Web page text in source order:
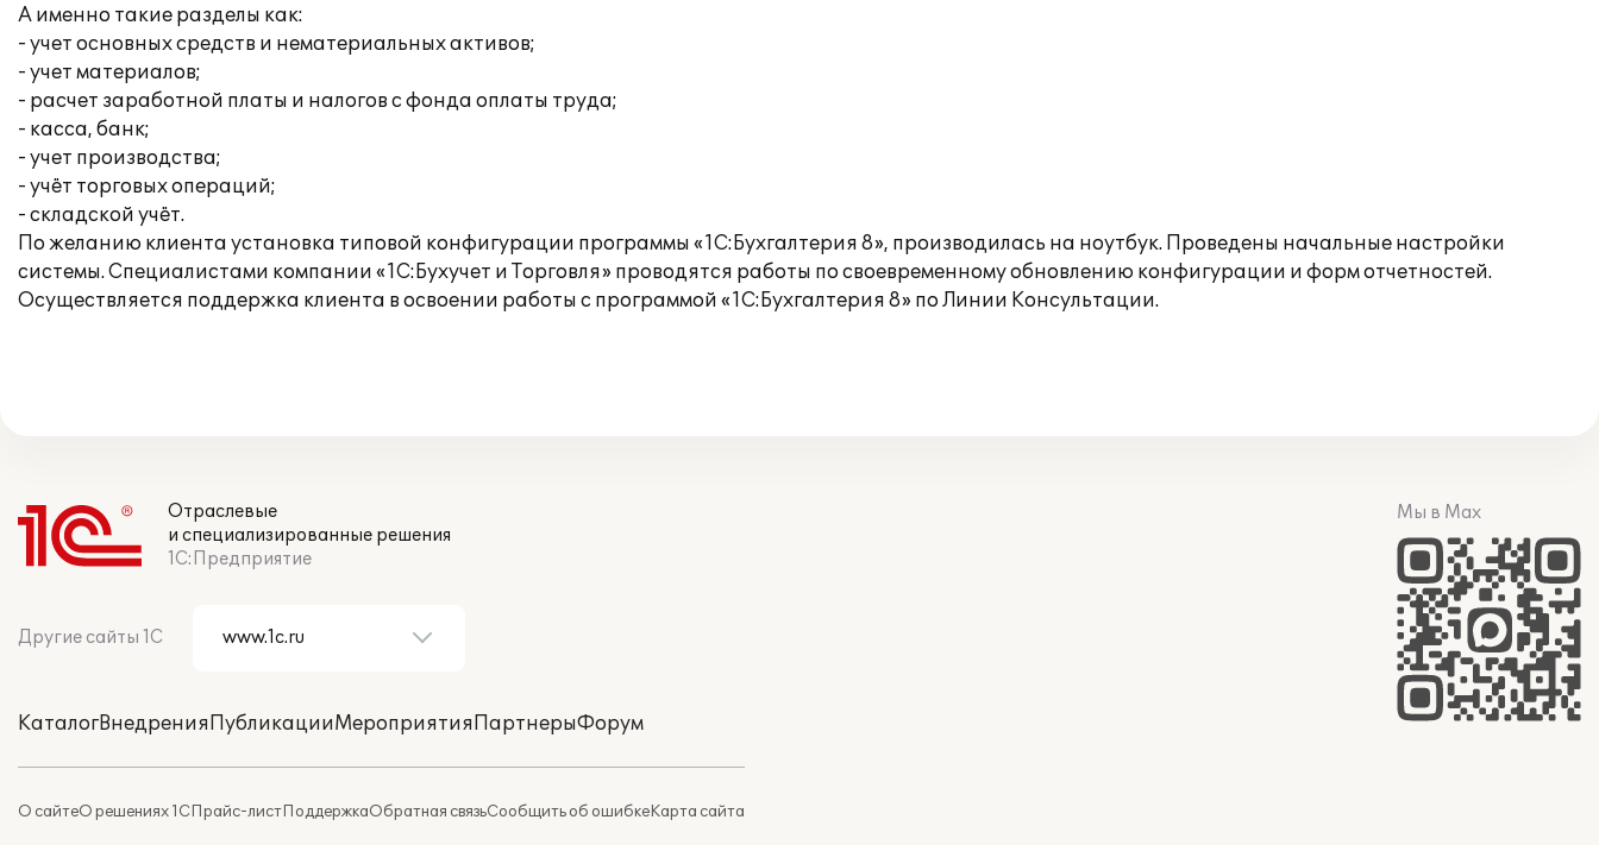
А именно такие разделы как:
- учет основных средств и нематериальных активов;
- учет материалов;
- расчет заработной платы и налогов с фонда оплаты труда;
- касса, банк;
- учет производства;
- учёт торговых операций;
- складской учёт.
По желанию клиента установка типовой конфигурации программы «1С:Бухгалтерия 8», производилась на ноутбук. Проведены начальные настройки
системы. Специалистами компании «1С:Бухучет и Торговля» проводятся работы по своевременному обновлению конфигурации и форм отчетностей.
Осуществляется поддержка клиента в освоении работы с программой «1С:Бухгалтерия 8» по Линии Консультации.
Отраслевые
и специализированные решения
1С:Предприятие
Другие сайты 1С
КаталогВнедренияПубликацииМероприятияПартнерыФорум
О сайтеО решениях 1СПрайс-листПоддержкаОбратная связьСообщить об ошибкеКарта сайта
Мы в Max